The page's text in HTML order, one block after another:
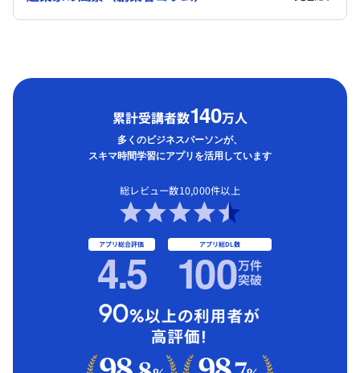
累計受講者数140万人
多くのビジネスパーソンが、
スキマ時間学習にアプリを活用しています
総レビュー数10,000件以上
アプリ総合評価
4.5 アプリ総DL数
100万件
突破